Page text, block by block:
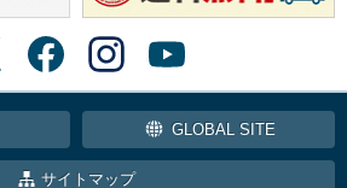
GLOBAL SITE
サイトマップ